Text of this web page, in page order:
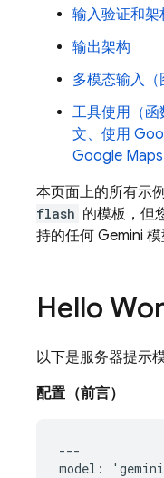
输入验证和架
输出架构
多模态输入（
工具使用（
文、使用
Google Maps
本页面上的所有示
flash 的模板，但
持的任何 Gemini 模
Hello
以下是服务器提示
配置（前言）
---
model: